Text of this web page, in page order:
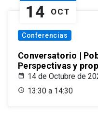
14 OCT
Conferencias
Conversatorio |
Perspectivas y
14 de Octubre de
13:30 a 14:30